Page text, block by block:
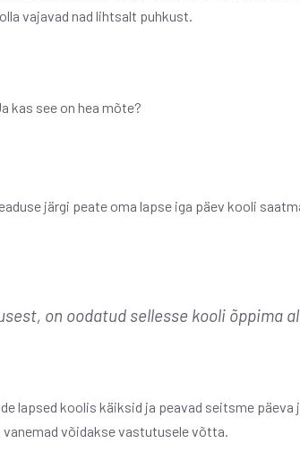
vajavad nad lihtsalt puhkust.
kas see on hea mõte?
järgi peate oma lapse iga päev kooli
on oodatud sellesse kooli õppima
lapsed koolis käiksid ja peavad seitsme päeva
võidakse vastutusele võtta.